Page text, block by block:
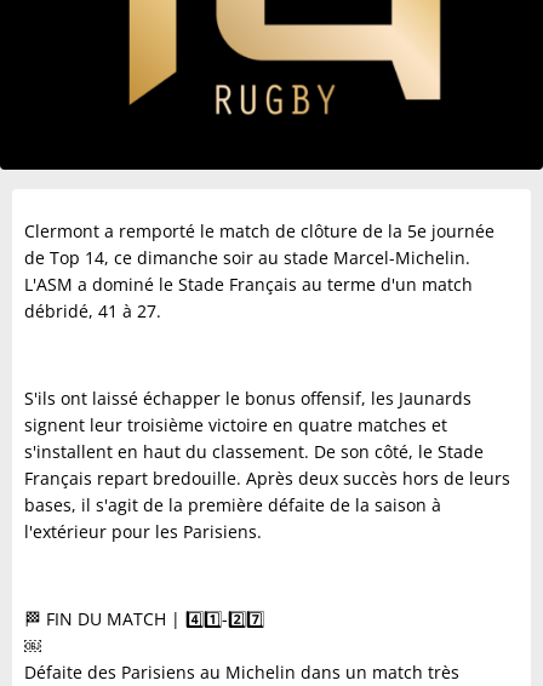
Clermont a remporté le match de clôture de la 5e journée
de Top 14, ce dimanche soir au stade Marcel-Michelin.
L'ASM a dominé le Stade Français au terme d'un match
débridé, 41 à 27.
S'ils ont laissé échapper le bonus offensif, les Jaunards
signent leur troisième victoire en quatre matches et
s'installent en haut du classement. De son côté, le Stade
Français repart bredouille. Après deux succès hors de leurs
bases, il s'agit de la première défaite de la saison à
l'extérieur pour les Parisiens.
🏁 FIN DU MATCH | 4️⃣1️⃣-2️⃣7️⃣
￼
Défaite des Parisiens au Michelin dans un match très